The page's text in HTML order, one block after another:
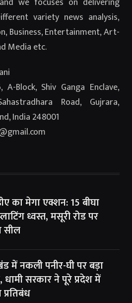
variety news analysis,
Business, Entertainment, Art-
Media etc.
Block, Shiv Ganga Enclave,
Road, Gujrara,
India 248001
का मेगा एक्शन: 15 बीघा
ध्वस्त, मसूरी रोड पर
सील
में नकली पनीर-घी पर बड़ा
सरकार ने पूरे प्रदेश में